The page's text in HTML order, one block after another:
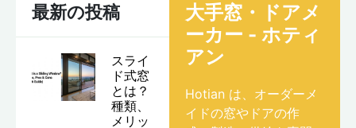
最新の投稿
スライ
ド式窓
とは？
種類、
メリッ
大手窓・ドアメ
ーカー - ホティ
アン
Hotian は、オーダーメ
イドの窓やドアの作